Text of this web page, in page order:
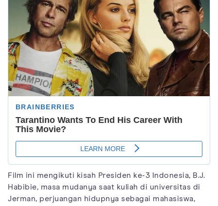
Film ini mengikuti kisah Presiden ke-3 Indonesia, B.J.
Habibie, masa mudanya saat kuliah di universitas di
Jerman, perjuangan hidupnya sebagai mahasiswa,